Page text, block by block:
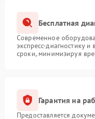
Бесплатная
Современное
экспресс-диагностику
сроки, минимизируя
Гарантия на
Предоставляется